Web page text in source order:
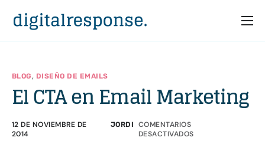
Partners
Recursos
BLOG, DISEÑO DE EMAILS
El CTA en Email Marketing
12 DE NOVIEMBRE DE
2014
JORDI
COMENTARIOS
DESACTIVADOS